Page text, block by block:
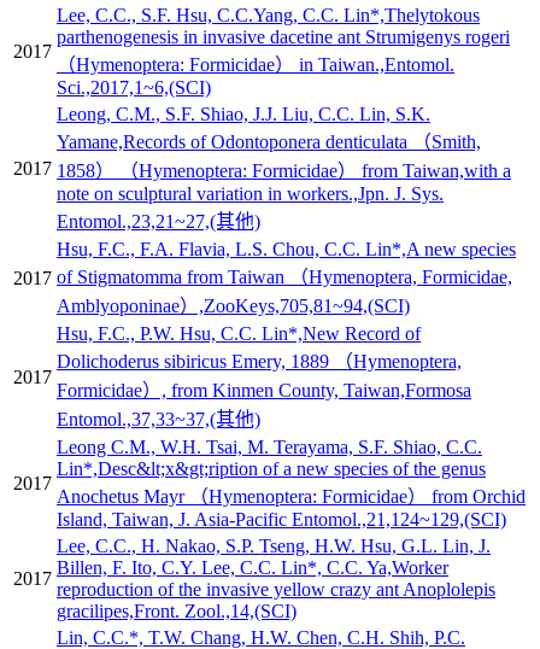
2017
Lee, C.C., S.F. Hsu, C.C.Yang, C.C. Lin*,Thelytokous
parthenogenesis in invasive dacetine ant Strumigenys rogeri
（Hymenoptera: Formicidae） in Taiwan.,Entomol.
Sci.,2017,1~6,(SCI)
2017
Leong, C.M., S.F. Shiao, J.J. Liu, C.C. Lin, S.K.
Yamane,Records of Odontoponera denticulata （Smith,
1858） （Hymenoptera: Formicidae） from Taiwan,with a
note on sculptural variation in workers.,Jpn. J. Sys.
Entomol.,23,21~27,(其他)
2017
Hsu, F.C., F.A. Flavia, L.S. Chou, C.C. Lin*,A new species
of Stigmatomma from Taiwan （Hymenoptera, Formicidae,
Amblyoponinae）,ZooKeys,705,81~94,(SCI)
2017
Hsu, F.C., P.W. Hsu, C.C. Lin*,New Record of
Dolichoderus sibiricus Emery, 1889 （Hymenoptera,
Formicidae）, from Kinmen County, Taiwan,Formosa
Entomol.,37,33~37,(其他)
2017
Leong C.M., W.H. Tsai, M. Terayama, S.F. Shiao, C.C.
Lin*,Desc&lt;x&gt;ription of a new species of the genus
Anochetus Mayr （Hymenoptera: Formicidae） from Orchid
Island, Taiwan, J. Asia-Pacific Entomol.,21,124~129,(SCI)
2017
Lee, C.C., H. Nakao, S.P. Tseng, H.W. Hsu, G.L. Lin, J.
Billen, F. Ito, C.Y. Lee, C.C. Lin*, C.C. Ya,Worker
reproduction of the invasive yellow crazy ant Anoplolepis
gracilipes,Front. Zool.,14,(SCI)
Lin, C.C.*, T.W. Chang, H.W. Chen, C.H. Shih, P.C.